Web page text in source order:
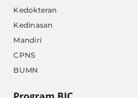
Kedokteran
Kedinasan
Mandiri
CPNS
BUMN